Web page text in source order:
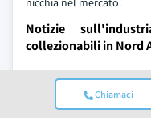
Chiamaci
Notizie
collezionabili in Nord
In gennaio 2026,
Card Game” con
organizzato